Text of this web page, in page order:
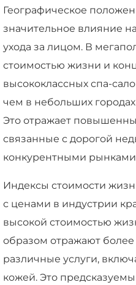
Географическое
значительное влияние
ухода за лицом. В
стоимостью жизни и
высококлассных спа-
чем в небольших
Это отражает
связанные с дорогой
конкурентными рынками
Индексы стоимости
с ценами в индустрии
высокой стоимостью
образом отражают
различные услуги,
кожей. Это